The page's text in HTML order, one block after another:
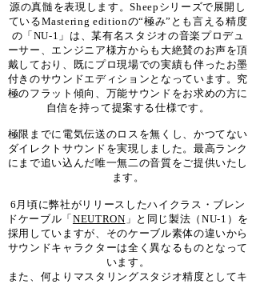
源の真髄を表現します。Sheepシリーズで展開し
ているMastering editionの“極み”とも言える精度
の「NU-1」は、某有名スタジオの音楽プロデュ
ーサー、エンジニア様方からも大絶賛のお声を頂
戴しており、既にプロ現場での実績も伴ったお墨
付きのサウンドエディションとなっています。究
極のフラット傾向、万能サウンドをお求めの方に
自信を持って提案する仕様です。
極限までに電気伝送のロスを無くし、かつてない
ダイレクトサウンドを実現しました。最高ランク
にまで追い込んだ唯一無二の音質をご提供いたし
ます。
6月頃に弊社がリリースしたハイクラス・ブレン
ドケーブル「 NEUTRON 」と同じ製法（NU-1）を
採用していますが、そのケーブル素体の違いから
サウンドキャラクターは全く異なるものとなって
います。
また、何よりマスタリングスタジオ精度としてキ